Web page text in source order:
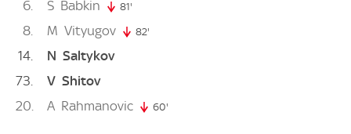
6 S Babkin 81'
8 M Vityugov 82'
14 N Saltykov
73
V Shitov
20
A Rahmanovic 60'